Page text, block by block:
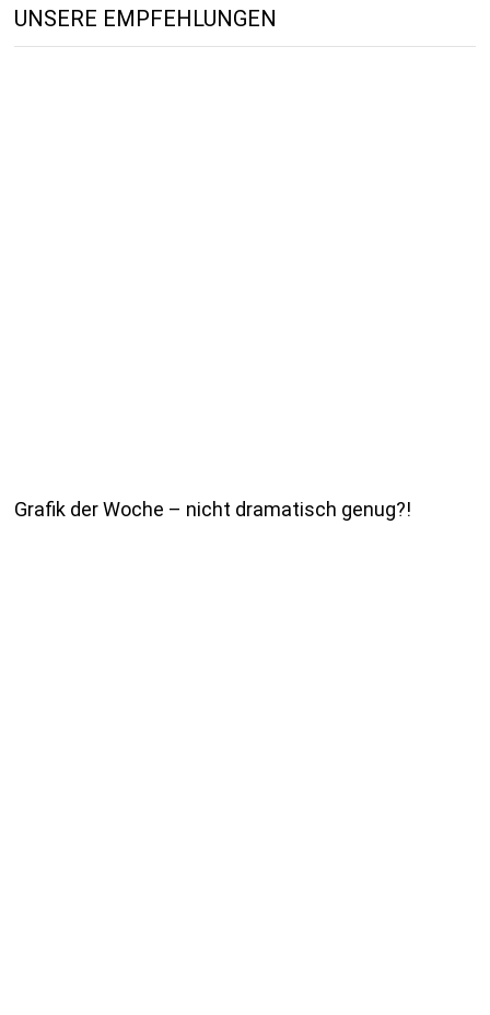
UNSERE EMPFEHLUNGEN
Grafik der Woche – nicht dramatisch genug?!